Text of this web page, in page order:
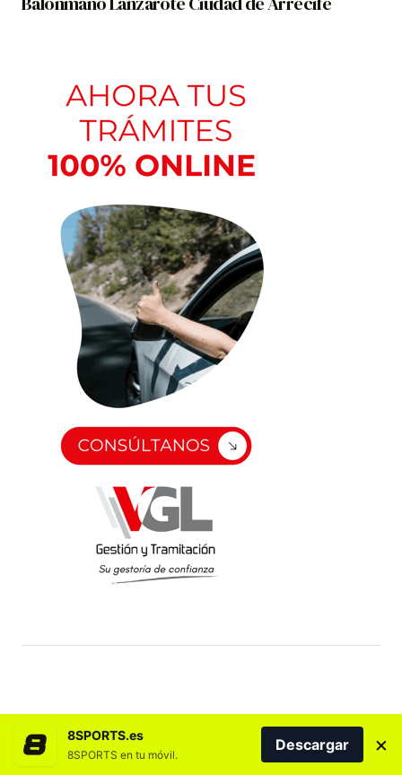
8SPORTS.es
8SPORTS en tu móvil.
Descargar ×